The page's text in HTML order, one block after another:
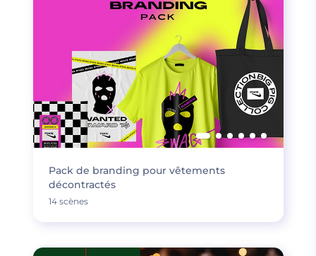
Pack de branding pour vêtements
décontractés
14 scènes